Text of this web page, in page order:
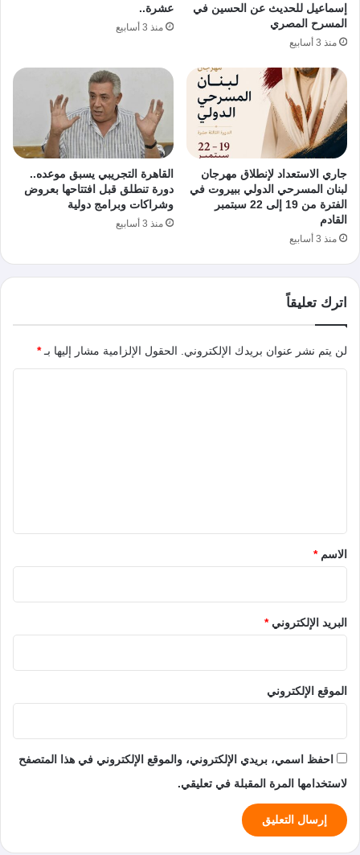
إسماعيل للحديث عن الحسين في
المسرح المصري
منذ 3 أسابيع
عشرة..
منذ 3 أسابيع
جاري الاستعداد لإنطلاق مهرجان
لبنان المسرحي الدولي ببيروت في
الفترة من 19 إلى 22 سبتمبر
القادم
منذ 3 أسابيع
القاهرة التجريبي يسبق موعده..
دورة تنطلق قبل افتتاحها بعروض
وشراكات وبرامج دولية
منذ 3 أسابيع
اترك تعليقاً
لن يتم نشر عنوان بريدك الإلكتروني. الحقول الإلزامية مشار إليها بـ*
*الاسم*
البريد الإلكتروني*
الموقع الإلكتروني
احفظ اسمي، بريدي الإلكتروني، والموقع الإلكتروني في هذا المتصفح
لاستخدامها المرة المقبلة في تعليقي.